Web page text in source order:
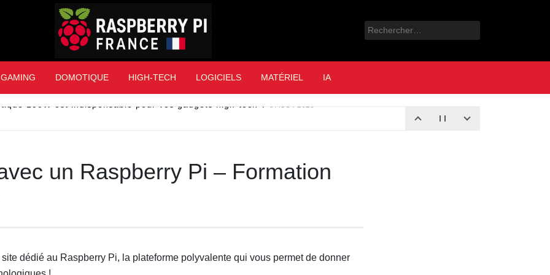
Raspberry Pi France
Rechercher :
GAMING DOMOTIQUE HIGH-TECH LOGICIELS MATÉRIEL IA
100W est indispensable pour vos gadgets high-tech ?
un Raspberry Pi – Formation
dédié au Raspberry Pi, la plateforme polyvalente qui vous permet de donner